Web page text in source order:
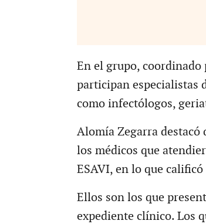
En el grupo, coordinado
participan especialistas
como infectólogos,
Alomía Zegarra
los médicos que
ESAVI, en lo que
Ellos son los que
expediente clínico. Los